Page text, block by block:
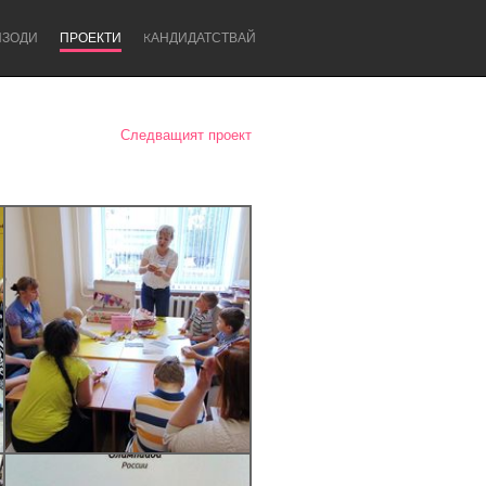
ПРОЕКТИ KАНДИДАТСТВАЙ
Newcastle
Следващият проект